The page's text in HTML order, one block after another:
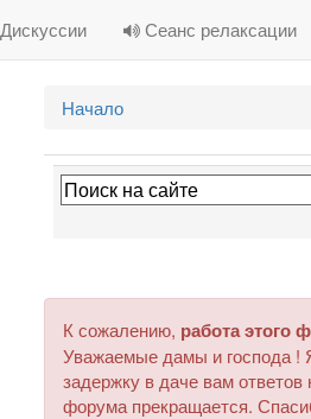
Дискуссии Сеанс релаксации
Начало
К сожалению, работа этого
Уважаемые дамы и господа !
задержку в даче вам
форума прекращается.